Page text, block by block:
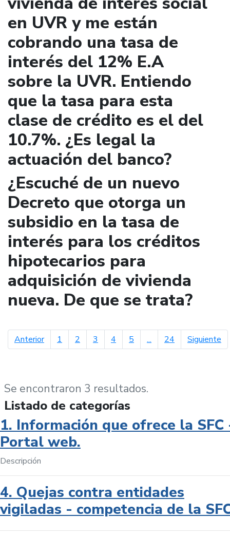
en UVR y me están
cobrando una tasa de
interés del 12% E.A
sobre la UVR. Entiendo
que la tasa para esta
clase de crédito es el del
10.7%. ¿Es legal la
actuación del banco?
¿Escuché de un nuevo
Decreto que otorga un
subsidio en la tasa de
interés para los créditos
hipotecarios para
adquisición de vivienda
nueva. De que se trata?
Anteriorpágina anterior
1 2 3 4 5 ... 24 Siguiente
Se encontraron 3 resultados.
Listado de categorías
1. Información que ofrece la SFC
Portal web.
Descripción
4. Quejas contra entidades
vigiladas - competencia de la